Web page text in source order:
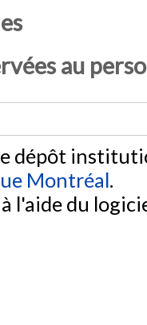
au
dépôt
Montréal.
l'aide du